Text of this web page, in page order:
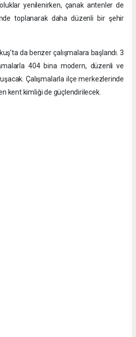
yenilenirken, çanak antenler de
toplanarak daha düzenli bir şehir
da benzer çalışmalara başlandı. 3
404 bina modern, düzenli ve
Çalışmalarla ilçe merkezlerinde
kent kimliği de güçlendirilecek.